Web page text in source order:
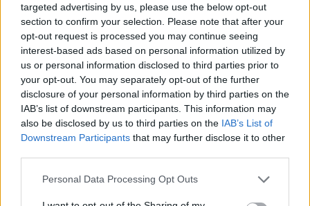
targeted advertising by us, please use the below opt-out
section to confirm your selection. Please note that after your
opt-out request is processed you may continue seeing
interest-based ads based on personal information utilized by
us or personal information disclosed to third parties prior to
your opt-out. You may separately opt-out of the further
disclosure of your personal information by third parties on the
IAB’s list of downstream participants. This information may
also be disclosed by us to third parties on the IAB’s List of
Downstream Participants that may further disclose it to other
Personal Data Processing Opt Outs